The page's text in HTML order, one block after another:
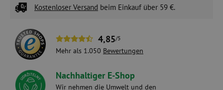
Kostenloser Versand beim Einkauf über 59 €.
4,85/5
Mehr als 1.050 Bewertungen
Nachhaltiger E-Shop
Wir nehmen die Umwelt und den